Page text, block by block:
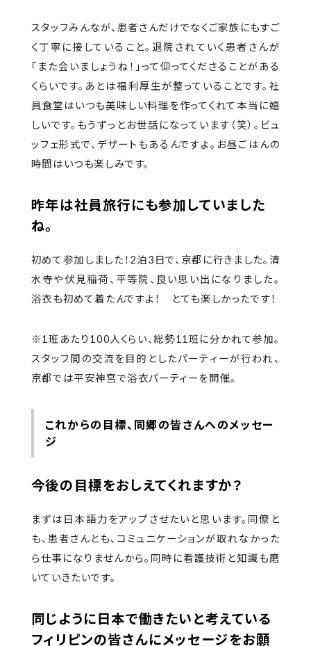
スタッフみんなが、患者さんだけでなくご家族にもすご
く丁寧に接していること。退院されていく患者さんが
「また会いましょうね！」って仰ってくださることがある
くらいです。あとは福利厚生が整っていることです。社
員食堂はいつも美味しい料理を作ってくれて本当に嬉
しいです。もうずっとお世話になっています（笑）。ビュ
ッフェ形式で、デザートもあるんですよ。お昼ごはんの
時間はいつも楽しみです。
昨年は社員旅行にも参加していました
ね。
初めて参加しました！2泊3日で、京都に行きました。清
水寺や伏見稲荷、平等院、良い思い出になりました。
浴衣も初めて着たんですよ！ とても楽しかったです！
※1班あたり100人くらい、総勢11班に分かれて参加。
スタッフ間の交流を目的としたパーティーが行われ、
京都では平安神宮で浴衣パーティーを開催。
これからの目標、同郷の皆さんへのメッセー
ジ
今後の目標をおしえてくれますか？
まずは日本語力をアップさせたいと思います。同僚と
も、患者さんとも、コミュニケーションが取れなかった
ら仕事になりませんから。同時に看護技術と知識も磨
いていきたいです。
同じように日本で働きたいと考えている
フィリピンの皆さんにメッセージをお願